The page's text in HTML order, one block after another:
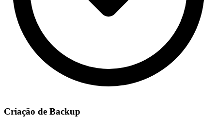
Criação de Backup